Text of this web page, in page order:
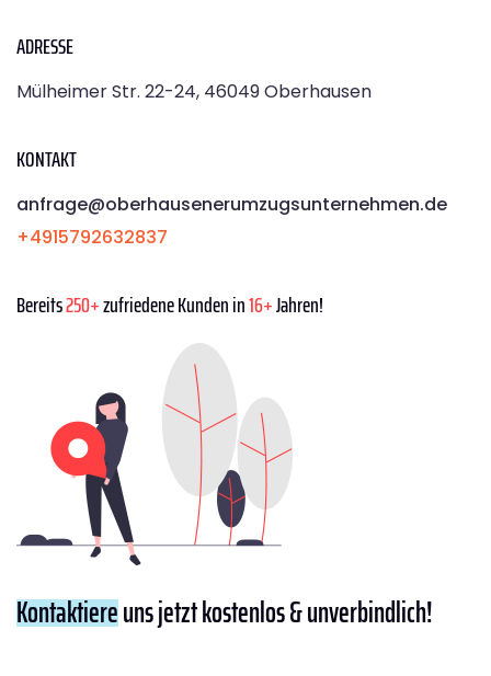
ADRESSE
Mülheimer Str. 22-24, 46049 Oberhausen
KONTAKT
anfrage@oberhausenerumzugsunternehmen.de
+4915792632837
Bereits250+zufriedene Kunden in16+Jahren!
Kontaktiereuns jetzt kostenlos & unverbindlich!